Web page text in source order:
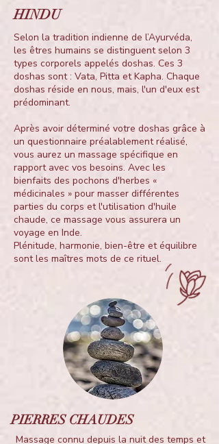
HINDU
Selon la tradition indienne de l’Ayurvéda,
les êtres humains se distinguent selon 3
types corporels appelés doshas. Ces 3
doshas sont : Vata, Pitta et Kapha. Chaque
doshas réside en nous, mais, l'un d'eux est
prédominant.
Après avoir déterminé votre doshas grâce à
un questionnaire préalablement réalisé,
vous aurez un massage spécifique en
rapport avec vos besoins. Avec les
bienfaits des pochons d'herbes «
médicinales » pour masser différentes
parties du corps et l'utilisation d'huile
chaude, ce massage vous assurera un
voyage en Inde.
Plénitude, harmonie, bien-être et équilibre
sont les maîtres mots de ce rituel.
PIERRES CHAUDES
Massage connu depuis la nuit des temps et